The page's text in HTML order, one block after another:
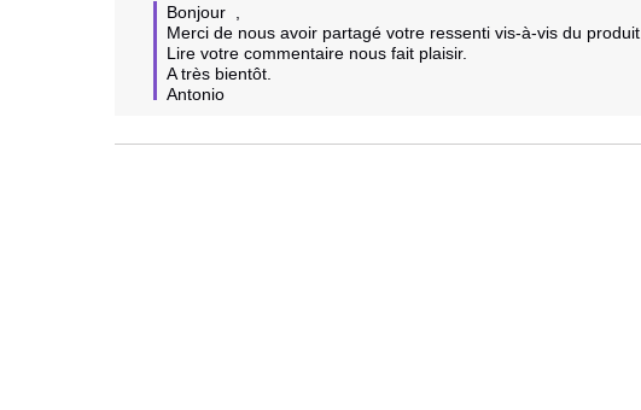
Bonjour  ,
Merci de nous avoir partagé votre ressenti vis-à-vis du produit.
Lire votre commentaire nous fait plaisir.
A très bientôt.
Antonio